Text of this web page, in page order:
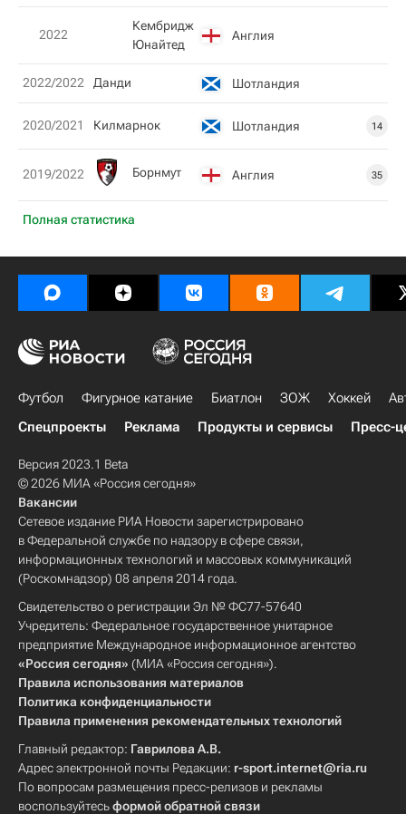
Полная статистика
2022
Кембридж
Юнайтед
Англия
2022/2022 Данди Шотландия
2020/2021 Килмарнок Шотландия 14
2019/2022 Борнмут Англия 35
Футбол Фигурное катание Биатлон ЗОЖ Хоккей
Спецпроекты
Реклама Продукты и сервисы Пресс-
Версия 2023.1 Beta
© 2026 МИА «Россия сегодня»
Вакансии
Сетевое издание РИА Новости зарегистрировано
в Федеральной службе по надзору в сфере связи,
информационных технологий и массовых коммуникаций
(Роскомнадзор) 08 апреля 2014 года.
Свидетельство о регистрации Эл № ФС77-57640
Учредитель: Федеральное государственное унитарное
предприятие Международное информационное агентство
«Россия сегодня» (МИА «Россия сегодня»).
Правила использования материалов
Политика конфиденциальности
Правила применения рекомендательных технологий
Главный редактор: Гаврилова А.В.
Адрес электронной почты Редакции: r-sport.internet@ria.ru
По вопросам размещения пресс-релизов и рекламы
воспользуйтесьформой обратной связи